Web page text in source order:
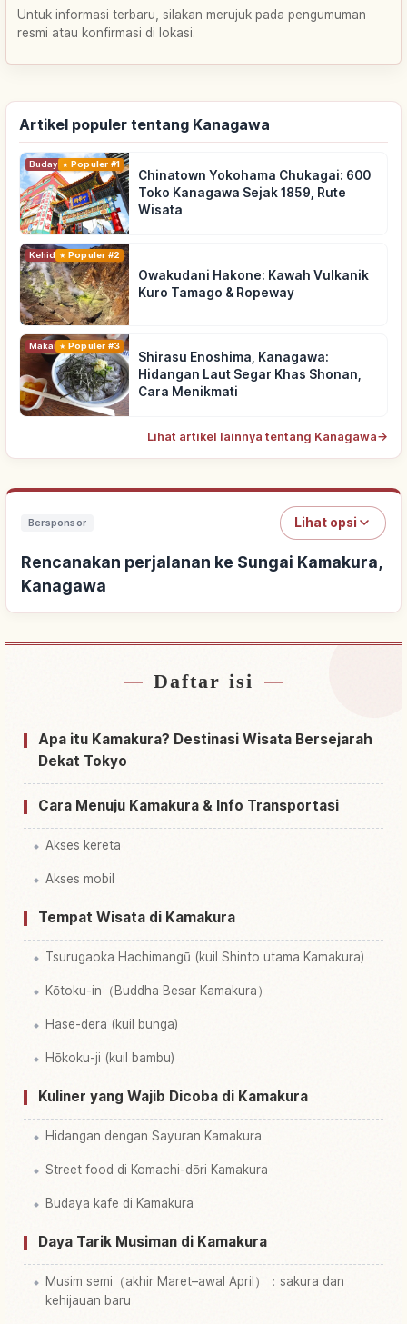
Untuk informasi terbaru, silakan merujuk pada pengumuman
resmi atau konfirmasi di lokasi.
Artikel populer tentang Kanagawa
Budaya Tradisional
Populer #1
Chinatown Yokohama Chukagai: 600
Toko Kanagawa Sejak 1859, Rute
Wisata
KehidupanPopuler #2
Owakudani Hakone: Kawah Vulkanik
Kuro Tamago & Ropeway
MakananPopuler #3
Shirasu Enoshima, Kanagawa:
Hidangan Laut Segar Khas Shonan,
Cara Menikmati
Lihat artikel lainnya tentang Kanagawa→
Bersponsor Lihat opsi
Rencanakan perjalanan ke Sungai Kamakura,
Kanagawa
Cari penginapan dekat Sungai Kamakura,
Cari aktivitas di Sungai Kamakura, Kanagawa
Daftar isi
Apa itu Kamakura? Destinasi Wisata Bersejarah
Dekat Tokyo
Cara Menuju Kamakura & Info Transportasi
Akses kereta
Akses mobil
Tempat Wisata di Kamakura
Tsurugaoka Hachimangū (kuil Shinto utama Kamakura)
Kōtoku-in（Buddha Besar Kamakura）
Hase-dera (kuil bunga)
Hōkoku-ji (kuil bambu)
Kuliner yang Wajib Dicoba di Kamakura
Hidangan dengan Sayuran Kamakura
Street food di Komachi-dōri Kamakura
Budaya kafe di Kamakura
Daya Tarik Musiman di Kamakura
Musim semi（akhir Maret–awal April）：sakura dan
kehijauan baru